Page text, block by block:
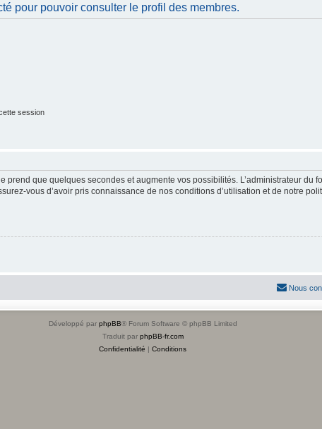
pour pouvoir consulter le profil des membres.
session
prend que quelques secondes et augmente vos possibilités. L’administrateur du
vous d’avoir pris connaissance de nos conditions d’utilisation et de notre
Nous
Développé par phpBB® Forum Software © phpBB Limited
Traduit par phpBB-fr.com
Confidentialité | Conditions